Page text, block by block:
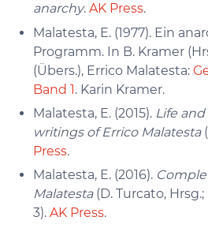
anarchy. AK Press.
Malatesta, E. (1977). Ein
Programm. In B. Kramer
(Übers.), Errico Malatesta:
Band 1. Karin Kramer.
Malatesta, E. (2015). Life
writings of Errico Malatesta
Press.
Malatesta, E. (2016).
Malatesta(D. Turcato, Hrsg.;
3). AK Press.